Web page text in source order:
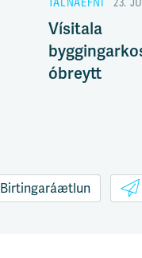
Vísitala
óbreytt
Birtingaráætlun